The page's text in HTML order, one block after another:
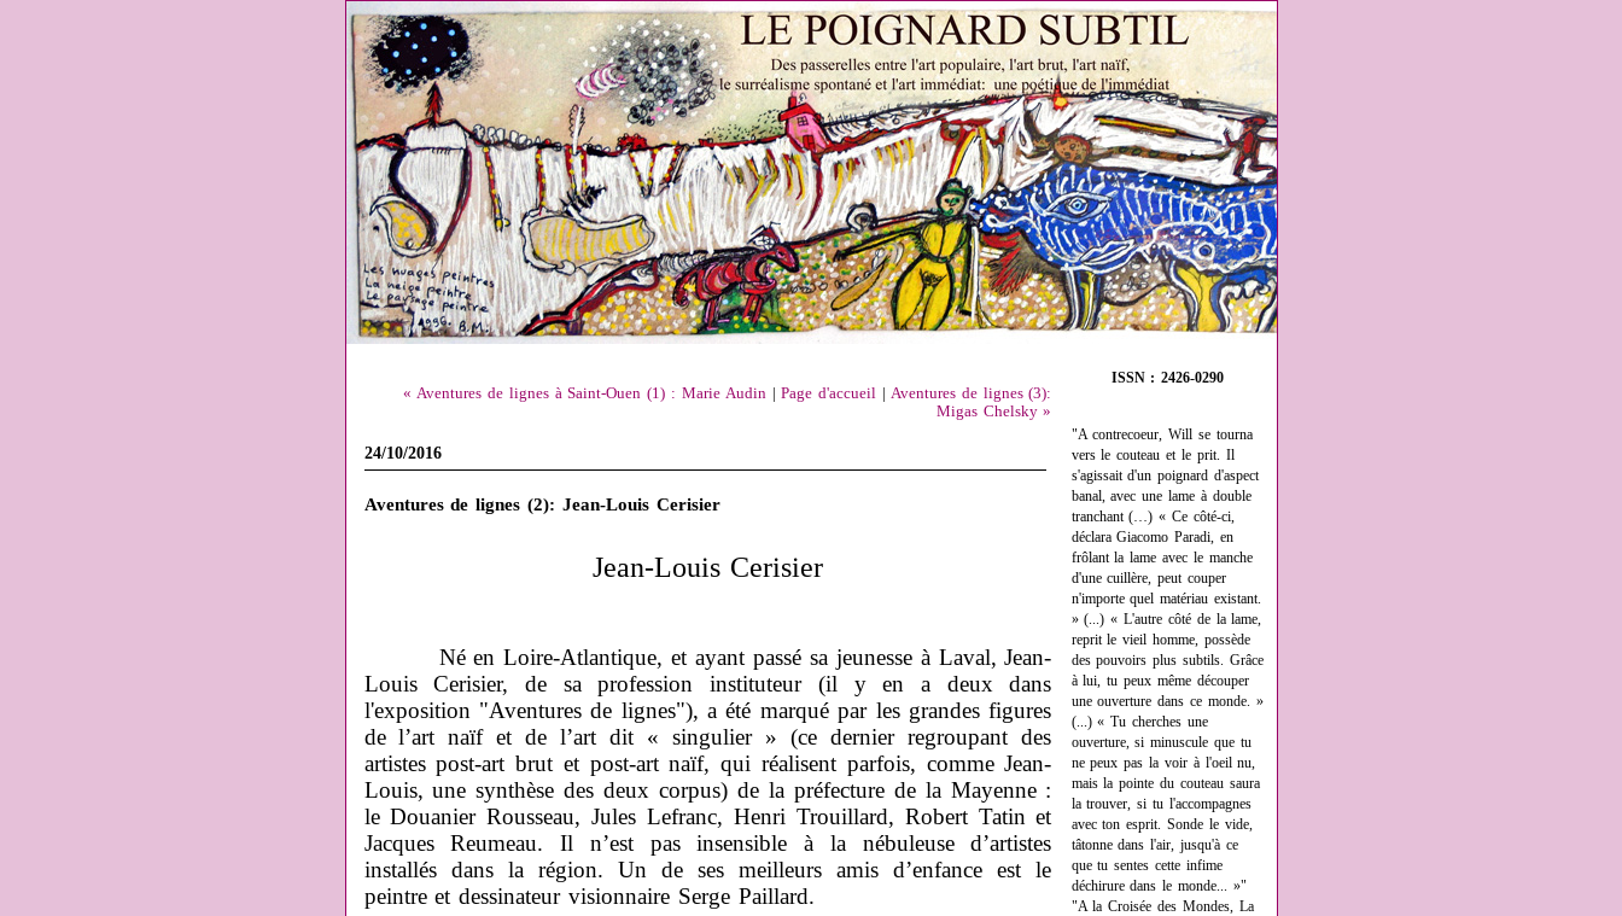
ISSN : 2426-0290
"A contrecoeur, Will se tourna
vers le couteau et le prit. Il
s'agissait d'un poignard d'aspect
banal, avec une lame à double
tranchant (…) « Ce côté-ci,
déclara Giacomo Paradi, en
frôlant la lame avec le manche
d'une cuillère, peut couper
n'importe quel matériau existant.
» (...) « L'autre côté de la lame,
reprit le vieil homme, possède
des pouvoirs plus subtils. Grâce
à lui, tu peux même découper
une ouverture dans ce monde. »
(...) « Tu cherches une
ouverture, si minuscule que tu
ne peux pas la voir à l'oeil nu,
mais la pointe du couteau saura
la trouver, si tu l'accompagnes
avec ton esprit. Sonde le vide,
tâtonne dans l'air, jusqu'à ce
que tu sentes cette infime
déchirure dans le monde... »"
"A la Croisée des Mondes, La
« Aventures de lignes à Saint-Ouen (1) : Marie Audin|Page d'accueil
Aventures de lignes (3):
Migas Chelsky »
24/10/2016
Aventures de lignes (2): Jean-Louis Cerisier
Jean-Louis Cerisier
Né en Loire-Atlantique, et ayant passé sa jeunesse à Laval, Jean-
Louis Cerisier, de sa profession instituteur (il y en a deux dans
l'exposition "Aventures de lignes"), a été marqué par les grandes figures
de l’art naïf et de l’art dit « singulier » (ce dernier regroupant des
artistes post-art brut et post-art naïf, qui réalisent parfois, comme Jean-
Louis, une synthèse des deux corpus) de la préfecture de la Mayenne :
le Douanier Rousseau, Jules Lefranc, Henri Trouillard, Robert Tatin et
Jacques Reumeau. Il n’est pas insensible à la nébuleuse d’artistes
installés dans la région. Un de ses meilleurs amis d’enfance est le
peintre et dessinateur visionnaire Serge Paillard.